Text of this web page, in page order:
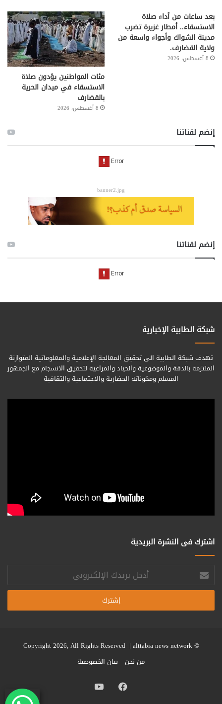
بعد ساعات من ٱداء صلاة
الاستسقاء.. أمطار غزيرة تضرب
مدينة الشواك وأجواء واسعة من
ولاية القضارف.
8 أغسطس، 2026
مئات المواطنين يؤدون صلاة
الاستسقاء في ميدان الحرية
بالقضارف
8 أغسطس، 2026
إنضم لقناتنا
banner2.jpg
إنضم لقناتنا
شبكة الطابية الإخبارية
تهدف شبكة الطابية الى تحقيق المعالجة الإعلامية والمعلوماتية المتوازنة
الملتزمة بالدقة والموضوعية والحياد والمراعية لتحقيق الانسجام مع الجمهور
المسلم ومكوناته الحضارية والاجتماعية والثقافية
اشترك فى النشرة البريدية
أدخل
بريدك
الإلكتروني
© Copyright 2026, All Rights Reserved |
alttabia news network
من نحن
بيان الخصوصية
فيسبوك